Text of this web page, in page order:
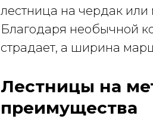
лестница на чердак или
Благодаря необычной
страдает, а ширина
Лестницы на
преимущества